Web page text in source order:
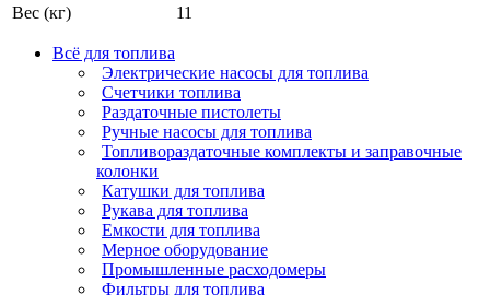
Вес (кг)
11
Всё для топлива
Электрические насосы для топлива
Счетчики топлива
Раздаточные пистолеты
Ручные насосы для топлива
Топливораздаточные комплекты и заправочные
колонки
Катушки для топлива
Рукава для топлива
Емкости для топлива
Мерное оборудование
Промышленные расходомеры
Фильтры для топлива